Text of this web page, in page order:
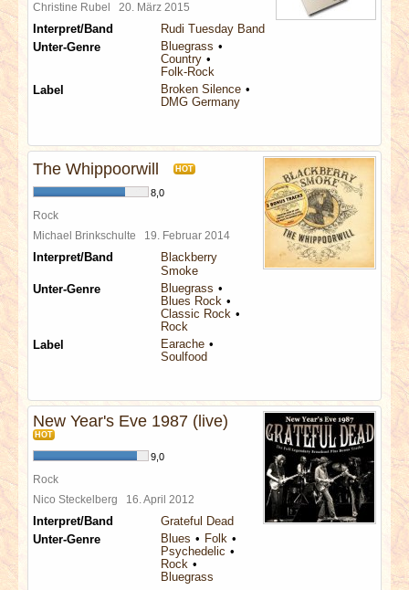
Christine Rubel 20. März 2015
Interpret/Band
Rudi Tuesday Band
Unter-Genre
Bluegrass
Country
Folk-Rock
Label
Broken Silence
DMG Germany
The Whippoorwill HOT
8,0
Rock
Michael Brinkschulte 19. Februar 2014
Interpret/Band
Blackberry
Smoke
Unter-Genre
Bluegrass
Blues Rock
Classic Rock
Rock
Label
Earache
Soulfood
New Year's Eve 1987 (live)
HOT
9,0
Rock
Nico Steckelberg 16. April 2012
Interpret/Band
Grateful Dead
Unter-Genre
Blues
Folk
Psychedelic
Rock
Bluegrass